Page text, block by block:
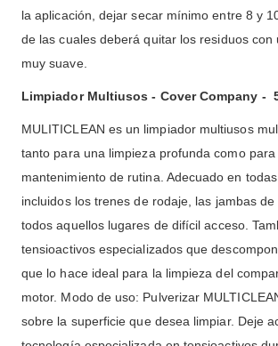
la aplicación, dejar secar mínimo entre 8 y
de las cuales deberá quitar los residuos con
muy suave.
Limpiador Multiusos - Cover Company -
MULITICLEAN es un limpiador multiusos
tanto para una limpieza profunda como para
mantenimiento de rutina. Adecuado en
incluidos los trenes de rodaje, las jambas
todos aquellos lugares de difícil acceso.
tensioactivos especializados que
que lo hace ideal para la limpieza del
motor. Modo de uso: Pulverizar
sobre la superficie que desea limpiar. Deje